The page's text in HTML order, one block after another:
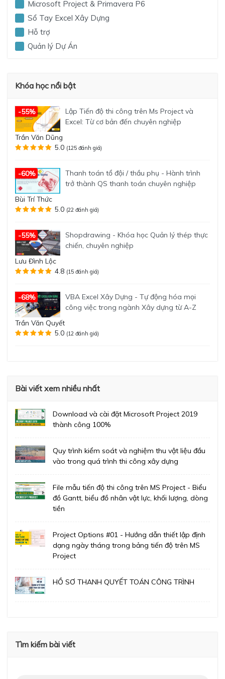
Microsoft Project & Primavera P6
Sổ Tay Excel Xây Dựng
Hỗ trợ
Quản lý Dự Án
Khóa học nổi bật
-55%
Lập Tiến độ thi công trên Ms Project và
Excel: Từ cơ bản đến chuyên nghiệp
Trần Văn Dũng
5.0 (125 đánh giá)
-60%
Thanh toán tổ đội / thầu phụ - Hành trình
trở thành QS thanh toán chuyên nghiệp
Bùi Trí Thức
5.0 (22 đánh giá)
-55%
Shopdrawing - Khóa học Quản lý thép thực
chiến, chuyên nghiệp
Lưu Đình Lộc
4.8 (15 đánh giá)
-68%
VBA Excel Xây Dựng - Tự động hóa mọi
công việc trong ngành Xây dựng từ A-Z
Trần Văn Quyết
5.0 (12 đánh giá)
Bài viết xem nhiều nhất
Download và cài đặt Microsoft Project 2019
thành công 100%
Quy trình kiểm soát và nghiệm thu vật liệu đầu
vào trong quá trình thi công xây dựng
File mẫu tiến độ thi công trên MS Project - Biểu
đồ Gantt, biểu đồ nhân vật lực, khối lượng, dòng
tiền
Project Options #01 - Hướng dẫn thiết lập định
dạng ngày tháng trong bảng tiến độ trên MS
Project
HỒ SƠ THANH QUYẾT TOÁN CÔNG TRÌNH
Tìm kiếm bài viết